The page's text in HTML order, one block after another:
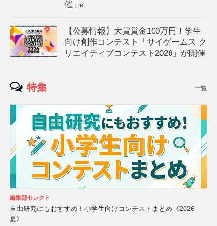
催[PR]
【公募情報】大賞賞金100万円！学生
向け創作コンテスト「サイゲームス ク
リエイティブコンテスト2026」が開催
特集 一覧
編集部セレクト
自由研究にもおすすめ！小学生向けコンテストまとめ《2026
夏》